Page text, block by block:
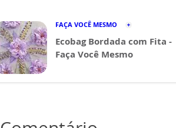
FAÇA VOCÊ MESMO
Ecobag Bordada com Fita -
Faça Você Mesmo